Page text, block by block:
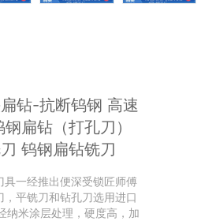
钻-抗断钨钢 高速
扁钻（打孔刀）
钨钢扁钻铣刀
具一经推出便深受锁匠师傅
平铣刀和钻孔刀选用进口
纳米涂层处理，硬度高，加